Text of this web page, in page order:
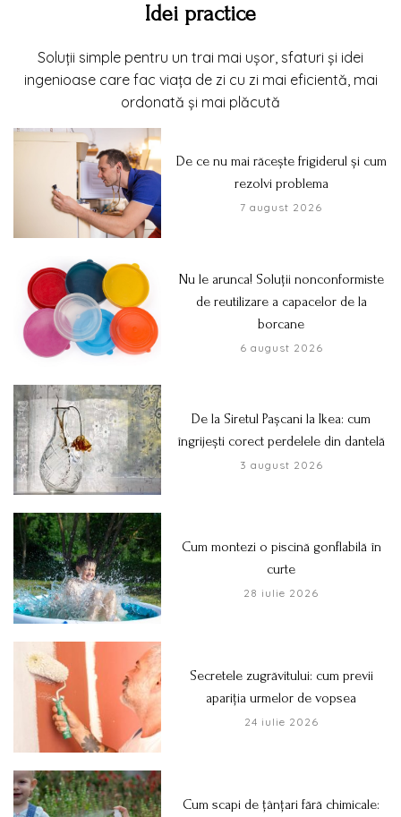
Idei practice
Soluții simple pentru un trai mai ușor, sfaturi și idei
ingenioase care fac viața de zi cu zi mai eficientă, mai
ordonată și mai plăcută
De ce nu mai răcește frigiderul și cum
rezolvi problema
7 august 2026
Nu le arunca! Soluții nonconformiste
de reutilizare a capacelor de la
borcane
6 august 2026
De la Siretul Pașcani la Ikea: cum
îngrijești corect perdelele din dantelă
3 august 2026
Cum montezi o piscină gonflabilă în
curte
28 iulie 2026
Secretele zugrăvitului: cum previi
apariția urmelor de vopsea
24 iulie 2026
Cum scapi de țânțari fără chimicale: